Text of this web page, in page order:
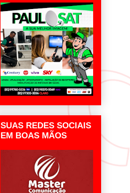
SUAS REDES SOCIAIS
EM BOAS MÃOS